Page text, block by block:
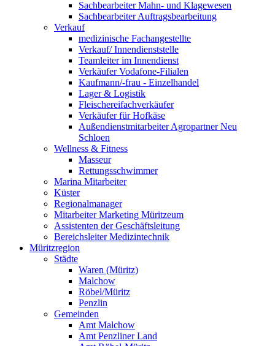
Sachbearbeiter Mahn- und Klagewesen
Sachbearbeiter Auftragsbearbeitung
Verkauf
medizinische Fachangestellte
Verkauf/ Innendienststelle
Teamleiter im Innendienst
Verkäufer Vodafone-Filialen
Kaufmann/-frau - Einzelhandel
Lager & Logistik
Fleischereifachverkäufer
Verkäufer für Hofkäse
Außendienstmitarbeiter Agropartner Neu
Schloen
Wellness & Fitness
Masseur
Rettungsschwimmer
Marina Mitarbeiter
Küster
Regionalmanager
Mitarbeiter Marketing Müritzeum
Assistenten der Geschäftsleitung
Bereichsleiter Medizintechnik
Müritzregion
Städte
Waren (Müritz)
Malchow
Röbel/Müritz
Penzlin
Gemeinden
Amt Malchow
Amt Penzliner Land